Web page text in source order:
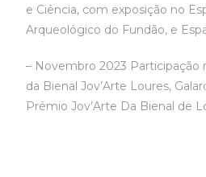
e Ciência, com exposição no
Arqueológico do Fundão, e
– Novembro 2023 Participação
da Bienal Jov’Arte Loures,
Prémio Jov’Arte Da Bienal de